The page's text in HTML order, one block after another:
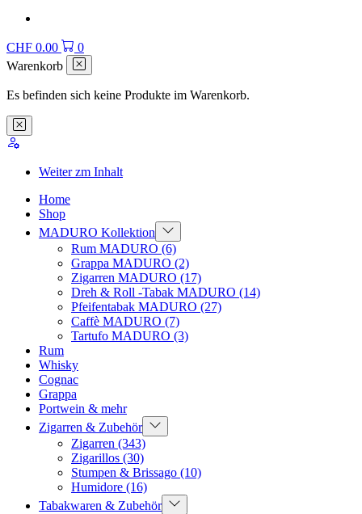
CHF 0.00
0
Warenkorb
Es befinden sich keine Produkte im Warenkorb.
Weiter zm Inhalt
Home
Shop
MADURO Kollektion
Rum MADURO (6)
Grappa MADURO (2)
Zigarren MADURO (17)
Dreh & Roll -Tabak MADURO (14)
Pfeifentabak MADURO (27)
Caffè MADURO (7)
Tartufo MADURO (3)
Rum
Whisky
Cognac
Grappa
Portwein & mehr
Zigarren & Zubehör
Zigarren (343)
Zigarillos (30)
Stumpen & Brissago (10)
Humidore (16)
Tabakwaren & Zubehör